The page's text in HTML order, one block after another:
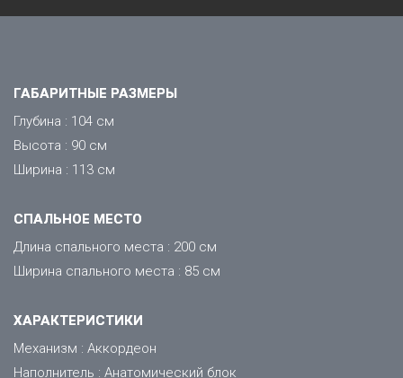
ГАБАРИТНЫЕ РАЗМЕРЫ
Глубина : 104 см
Высота : 90 см
Ширина : 113 см
CПАЛЬНОЕ МЕСТО
Длина спального места : 200 см
Ширина спального места : 85 см
ХАРАКТЕРИСТИКИ
Механизм : Аккордеон
Наполнитель : Анатомический блок